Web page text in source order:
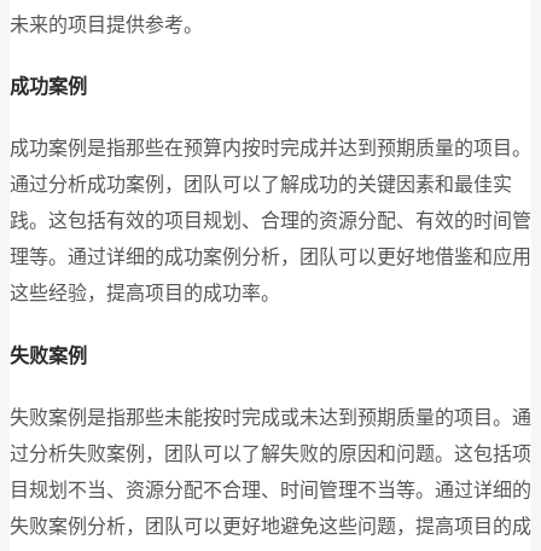
未来的项目提供参考。
成功案例
成功案例是指那些在预算内按时完成并达到预期质量的项目。
通过分析成功案例，团队可以了解成功的关键因素和最佳实
践。这包括有效的项目规划、合理的资源分配、有效的时间管
理等。通过详细的成功案例分析，团队可以更好地借鉴和应用
这些经验，提高项目的成功率。
失败案例
失败案例是指那些未能按时完成或未达到预期质量的项目。通
过分析失败案例，团队可以了解失败的原因和问题。这包括项
目规划不当、资源分配不合理、时间管理不当等。通过详细的
失败案例分析，团队可以更好地避免这些问题，提高项目的成